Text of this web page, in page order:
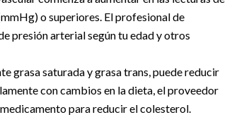
o superiores. El profesional de
presión arterial según tu edad y otros
grasa saturada y grasa trans, puede reducir
con cambios en la dieta, el proveedor
para reducir el colesterol.